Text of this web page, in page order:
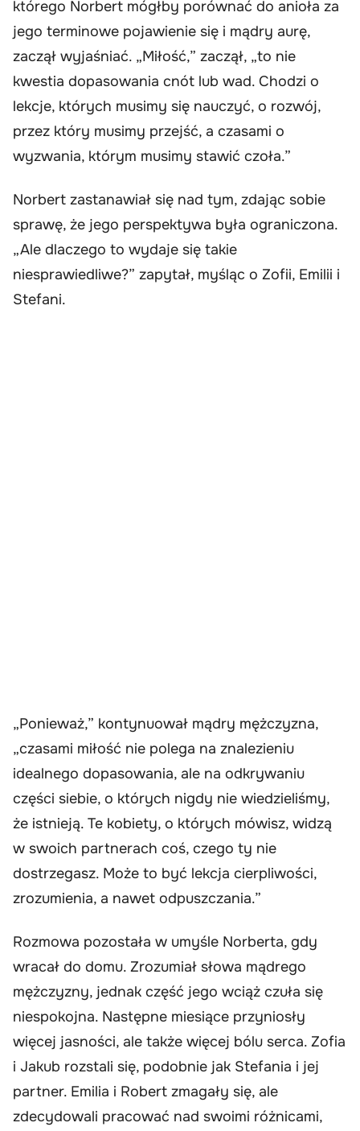
którego Norbert mógłby porównać do anioła za
jego terminowe pojawienie się i mądry aurę,
zaczął wyjaśniać. „Miłość,” zaczął, „to nie
kwestia dopasowania cnót lub wad. Chodzi o
lekcje, których musimy się nauczyć, o rozwój,
przez który musimy przejść, a czasami o
wyzwania, którym musimy stawić czoła.”
Norbert zastanawiał się nad tym, zdając sobie
sprawę, że jego perspektywa była ograniczona.
„Ale dlaczego to wydaje się takie
niesprawiedliwe?” zapytał, myśląc o Zofii, Emilii i
Stefani.
„Ponieważ,” kontynuował mądry mężczyzna,
„czasami miłość nie polega na znalezieniu
idealnego dopasowania, ale na odkrywaniu
części siebie, o których nigdy nie wiedzieliśmy,
że istnieją. Te kobiety, o których mówisz, widzą
w swoich partnerach coś, czego ty nie
dostrzegasz. Może to być lekcja cierpliwości,
zrozumienia, a nawet odpuszczania.”
Rozmowa pozostała w umyśle Norberta, gdy
wracał do domu. Zrozumiał słowa mądrego
mężczyzny, jednak część jego wciąż czuła się
niespokojna. Następne miesiące przyniosły
więcej jasności, ale także więcej bólu serca. Zofia
i Jakub rozstali się, podobnie jak Stefania i jej
partner. Emilia i Robert zmagały się, ale
zdecydowali pracować nad swoimi różnicami,